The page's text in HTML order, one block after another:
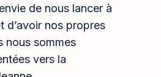
de nous lancer à
d’avoir nos propres
nous sommes
vers la